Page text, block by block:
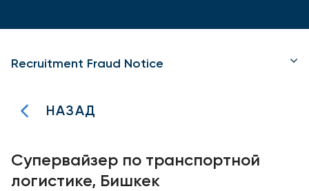
Recruitment Fraud Notice
НАЗАД
Супервайзер по транспортной
логистике, Бишкек